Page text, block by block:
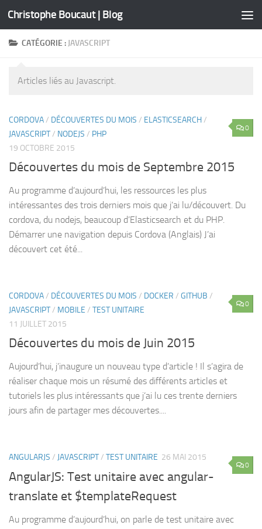
Skip to content
Christophe Boucaut | Blog
CATÉGORIE : JAVASCRIPT
Articles liés au Javascript.
0
CORDOVA/ DÉCOUVERTES DU MOIS / ELASTICSEARCH/
JAVASCRIPT/ NODEJS / PHP
19 OCTOBRE 2015
Découvertes du mois de Septembre 2015
Au programme d’aujourd’hui, les ressources les plus
intéressantes des trois derniers mois que j’ai lu/découvert. Du
cordova, du nodejs, beaucoup d’Elasticsearch et du PHP.
Démarrer une navigation depuis Cordova (Anglais) J’ai
découvert cet été...
0
CORDOVA/ DÉCOUVERTES DU MOIS / DOCKER / GITHUB /
JAVASCRIPT/ MOBILE / TEST UNITAIRE
11 JUILLET 2015
Découvertes du mois de Juin 2015
Aujourd’hui, j’inaugure un nouveau type d’article ! Il s’agira de
réaliser chaque mois un résumé des différents articles et
tutoriels les plus intéressants que j’ai lu ces trente derniers
jours afin de partager mes découvertes....
0
ANGULARJS / JAVASCRIPT/ TEST UNITAIRE 26 MAI 2015
AngularJS: Test unitaire avec angular-
translate et $templateRequest
Au programme d’aujourd’hui, on parle de test unitaire avec